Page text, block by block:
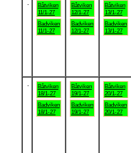
Båtviken
11/1-27
Badviken
11/1-27
Båtviken
12/1-27
Badviken
12/1-27
Båtviken
13/1-27
Badviken
13/1-27
Båtviken
18/1-27
Badviken
18/1-27
Båtviken
19/1-27
Badviken
19/1-27
Båtviken
20/1-27
Badviken
20/1-27